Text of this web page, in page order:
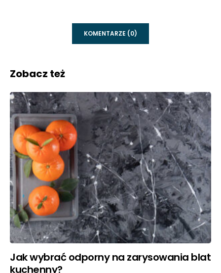
KOMENTARZE (0)
Zobacz też
Jak wybrać odporny na zarysowania blat
kuchenny?